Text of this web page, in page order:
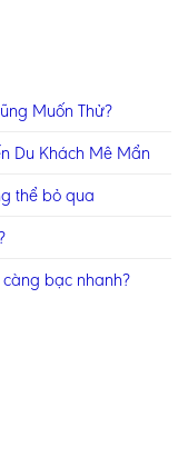
Muốn Thử?
Du Khách Mê Mẩn
thể bỏ qua
càng bạc nhanh?